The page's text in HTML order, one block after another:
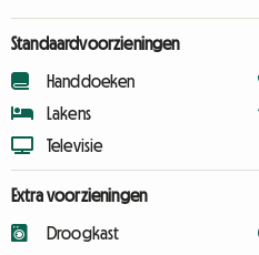
Standaardvoorzieningen
Handdoeken
Lakens
Televisie
Extra voorzieningen
Droogkast